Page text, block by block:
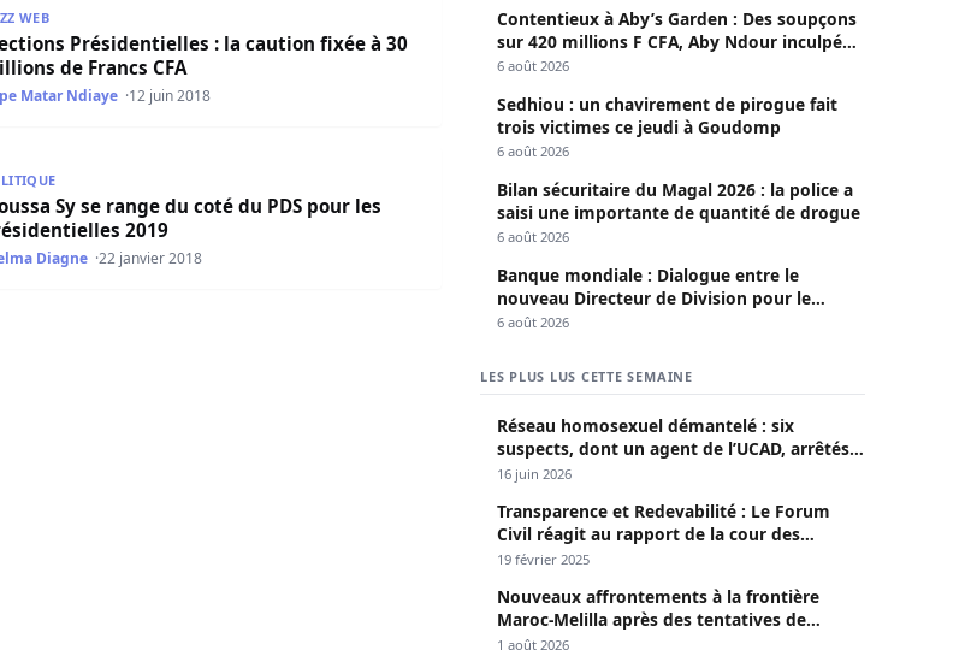
WEB
Présidentielles : la caution fixée à 30
de Francs CFA
Matar Ndiaye 12 juin 2018
Sy se range du coté du PDS pour les présidentielles 2019
Sy se range du coté du PDS pour les
2019
Diagne 22 janvier 2018
Contentieux à Aby’s Garden : Des soupçons
sur 420 millions F CFA, Aby Ndour inculpée
pour abus de biens sociaux
6 août 2026
Sedhiou : un chavirement de pirogue fait
trois victimes ce jeudi à Goudomp
6 août 2026
Bilan sécuritaire du Magal 2026 : la police a
saisi une importante de quantité de drogue
6 août 2026
Banque mondiale : Dialogue entre le
nouveau Directeur de Division pour le
Sénégal et le Pr. Diomaye
6 août 2026
LES PLUS LUS CETTE SEMAINE
Réseau homosexuel démantelé : six
suspects, dont un agent de l’UCAD, arrêtés à
Keur Massar ; l’un avoue avoir propagé le
16 juin 2026
Transparence et Redevabilité : Le Forum
Civil réagit au rapport de la cour des
comptes
19 février 2025
Nouveaux affrontements à la frontière
Maroc-Melilla après des tentatives de
passage
1 août 2026